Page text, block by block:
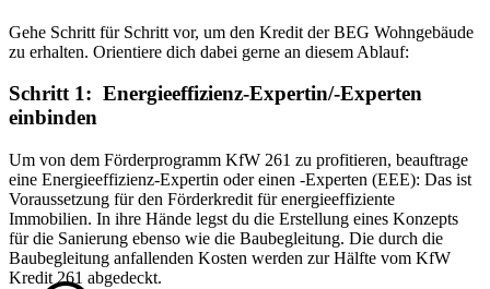
Gehe Schritt für Schritt vor, um den Kredit der BEG Wohngebäude
zu erhalten. Orientiere dich dabei gerne an diesem Ablauf:
Schritt 1: Energieeffizienz-Expertin/-Experten
einbinden
Um von dem Förderprogramm KfW 261 zu profitieren, beauftrage
eine Energieeffizienz-Expertin oder einen -Experten (EEE): Das ist
Voraussetzung für den Förderkredit für energieeffiziente
Immobilien. In ihre Hände legst du die Erstellung eines Konzepts
für die Sanierung ebenso wie die Baubegleitung. Die durch die
Baubegleitung anfallenden Kosten werden zur Hälfte vom KfW
Kredit 261 abgedeckt.